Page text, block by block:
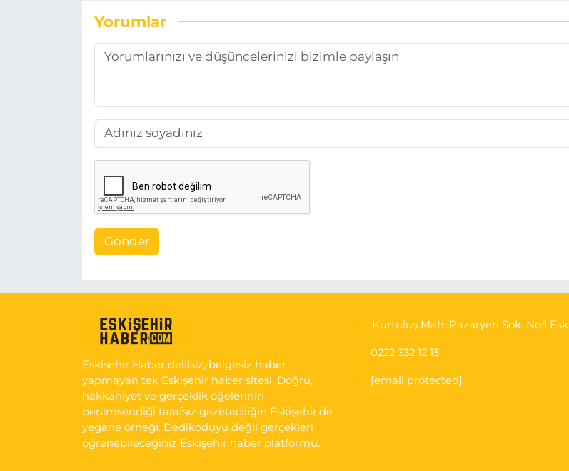
Yorumlar
Gönder
Eskişehir Haber delilsiz, belgesiz haber
yapmayan tek Eskişehir haber sitesi. Doğru,
hakkaniyet ve gerçeklik öğelerinin
benimsendiği tarafsız gazeteciliğin Eskişehir'de
yegane örneği. Dedikoduyu değil gerçekleri
öğrenebileceğiniz Eskişehir haber platformu.
Kurtuluş Mah. Pazaryeri Sok. No:1
0222 332 12 13
[email protected]